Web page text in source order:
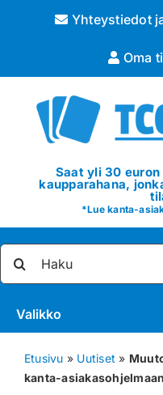
Yhteystiedot
Oma
Saat yli 30
kaupparahana,
*Lue kanta-
Valikko
Pokémon
Etusivu » Uutiset »
kanta-asiakasohjelmaan